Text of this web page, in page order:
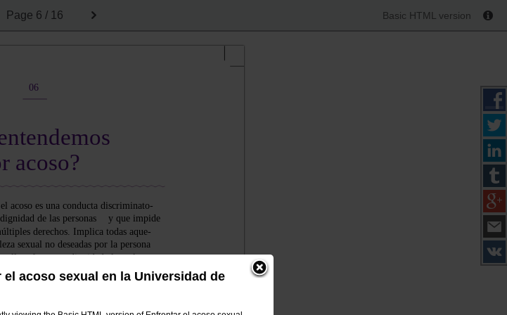
el acoso sexual en la Universidad de
Page 6 / 16 Basic HTML version
06
acoso?
el acoso es una conducta discriminato-
de las personas
y que impide
derechos. Implica todas aque-
sexual no deseadas por la persona
ello, afectan su dignidad al resultar